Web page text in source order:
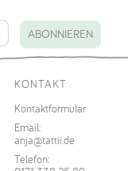
ABONNIEREN
KONTAKT
Kontaktformular
Email:
anja@tattii.de
Telefon: